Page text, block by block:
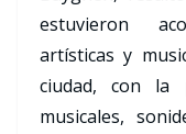
estuvieron
artísticas y
ciudad, con la
musicales,